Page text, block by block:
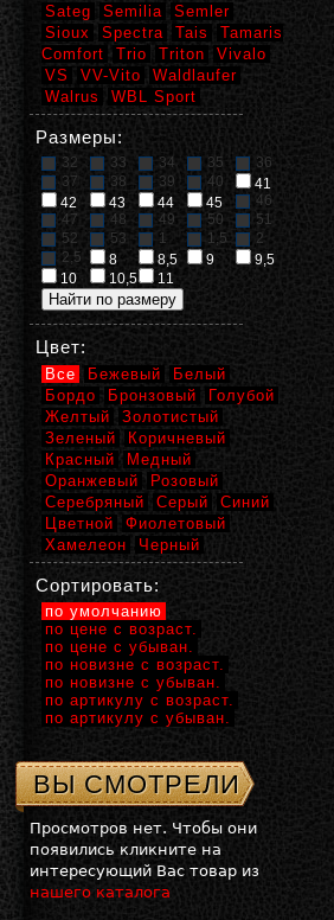
Sateg
Semilia
Semler
Sioux
Spectra Tais
Tamaris
Comfort
Trio Triton
Vivalo
VS
VV-Vito
Waldlaufer
Walrus
WBL Sport
Размеры:
32 33 34 35
36
37
38 39 40
41
42
43 44 45
46
47
48 49 50
51
52
53 1 1,5
2
2,5
8 8,5 9
9,5
10
10,5 11
Цвет:
Все Бежевый
Белый
Бордо
Бронзовый
Голубой
Желтый
Золотистый
Зеленый
Коричневый
Красный
Медный
Оранжевый
Розовый
Серебряный
Серый
Синий
Цветной
Фиолетовый
Хамелеон
Черный
Сортировать:
по умолчанию
по цене с возраст.
по цене с убыван.
по новизне с возраст.
по новизне с убыван.
по артикулу с возраст.
по артикулу с убыван.
ВЫ СМОТРЕЛИ
Просмотров нет. Чтобы они
появились кликните на
интересующий Вас товар из
нашего каталога